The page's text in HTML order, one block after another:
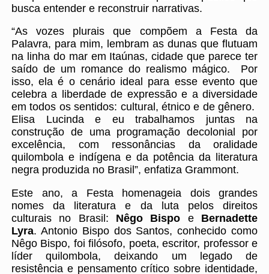
busca entender e reconstruir narrativas.
“As vozes plurais que compõem a Festa da
Palavra, para mim, lembram as dunas que flutuam
na linha do mar em Itaúnas, cidade que parece ter
saído de um romance do realismo mágico. Por
isso, ela é o cenário ideal para esse evento que
celebra a liberdade de expressão e a diversidade
em todos os sentidos: cultural, étnico e de gênero.
Elisa Lucinda e eu trabalhamos juntas na
construção de uma programação decolonial por
excelência, com ressonâncias da oralidade
quilombola e indígena e da potência da literatura
negra produzida no Brasil”, enfatiza Grammont.
Este ano, a Festa homenageia dois grandes
nomes da literatura e da luta pelos direitos
culturais no Brasil: Nêgo Bispo e Bernadette
Lyra. Antonio Bispo dos Santos, conhecido como
Nêgo Bispo, foi filósofo, poeta, escritor, professor e
líder quilombola, deixando um legado de
resistência e pensamento crítico sobre identidade,